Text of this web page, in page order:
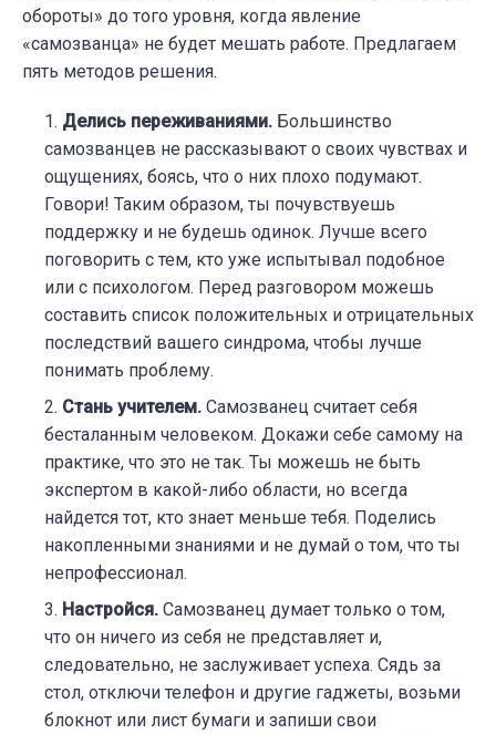
обороты» до того уровня, когда явление
«самозванца» не будет мешать работе. Предлагаем
пять методов решения.
Делись переживаниями. Большинство
самозванцев не рассказывают о своих чувствах и
ощущениях, боясь, что о них плохо подумают.
Говори! Таким образом, ты почувствуешь
поддержку и не будешь одинок. Лучше всего
поговорить с тем, кто уже испытывал подобное
или с психологом. Перед разговором можешь
составить список положительных и отрицательных
последствий вашего синдрома, чтобы лучше
понимать проблему.
Стань учителем. Самозванец считает себя
бесталанным человеком. Докажи себе самому на
практике, что это не так. Ты можешь не быть
экспертом в какой-либо области, но всегда
найдется тот, кто знает меньше тебя. Поделись
накопленными знаниями и не думай о том, что ты
непрофессионал.
Настройся. Самозванец думает только о том,
что он ничего из себя не представляет и,
следовательно, не заслуживает успеха. Сядь за
стол, отключи телефон и другие гаджеты, возьми
блокнот или лист бумаги и запиши свои